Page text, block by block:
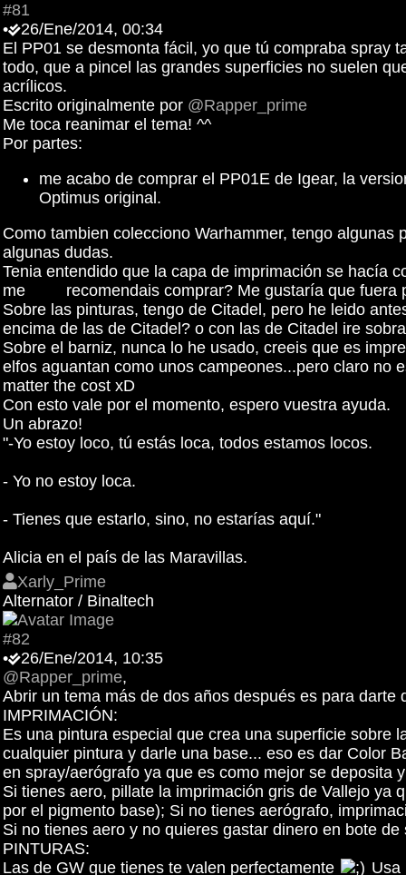
#81
•
26/Ene/2014, 00:34
El PP01 se desmonta fácil, yo que tú compraba spray
todo, que a pincel las grandes superficies no suelen
acrílicos.
Escrito originalmente por @Rapper_prime
Me toca reanimar el tema! ^^
Por partes:
me acabo de comprar el PP01E de Igear, la
Optimus original.
Como tambien colecciono Warhammer, tengo
algunas dudas.
Tenia entendido que la capa de imprimación se hacía
me recomendais comprar? Me gustaría que fuera
Sobre las pinturas, tengo de Citadel, pero he leido
encima de las de Citadel? o con las de Citadel ire
Sobre el barniz, nunca lo he usado, creeis que es
elfos aguantan como unos campeones...pero claro no
matter the cost xD
Con esto vale por el momento, espero vuestra ayuda.
Un abrazo!
"-Yo estoy loco, tú estás loca, todos estamos locos.
- Yo no estoy loca.
- Tienes que estarlo, sino, no estarías aquí."
Alicia en el país de las Maravillas.
Xarly_Prime
Alternator / Binaltech
#82
•
26/Ene/2014, 10:35
@Rapper_prime,
Abrir un tema más de dos años después es para darte
IMPRIMACIÓN:
Es una pintura especial que crea una superficie sobre
cualquier pintura y darle una base... eso es dar Color
en spray/aerógrafo ya que es como mejor se deposita
Si tienes aero, pillate la imprimación gris de Vallejo ya
por el pigmento base); Si no tienes aerógrafo,
Si no tienes aero y no quieres gastar dinero en bote
PINTURAS:
Las de GW que tienes te valen perfectamente
Usa